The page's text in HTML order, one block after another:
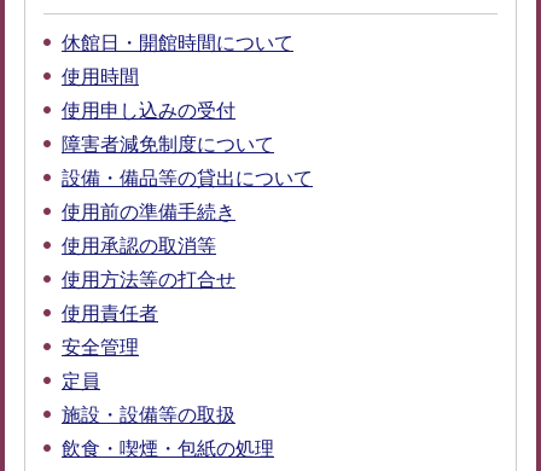
休館日・開館時間について
使用時間
使用申し込みの受付
障害者減免制度について
設備・備品等の貸出について
使用前の準備手続き
使用承認の取消等
使用方法等の打合せ
使用責任者
安全管理
定員
施設・設備等の取扱
飲食・喫煙・包紙の処理